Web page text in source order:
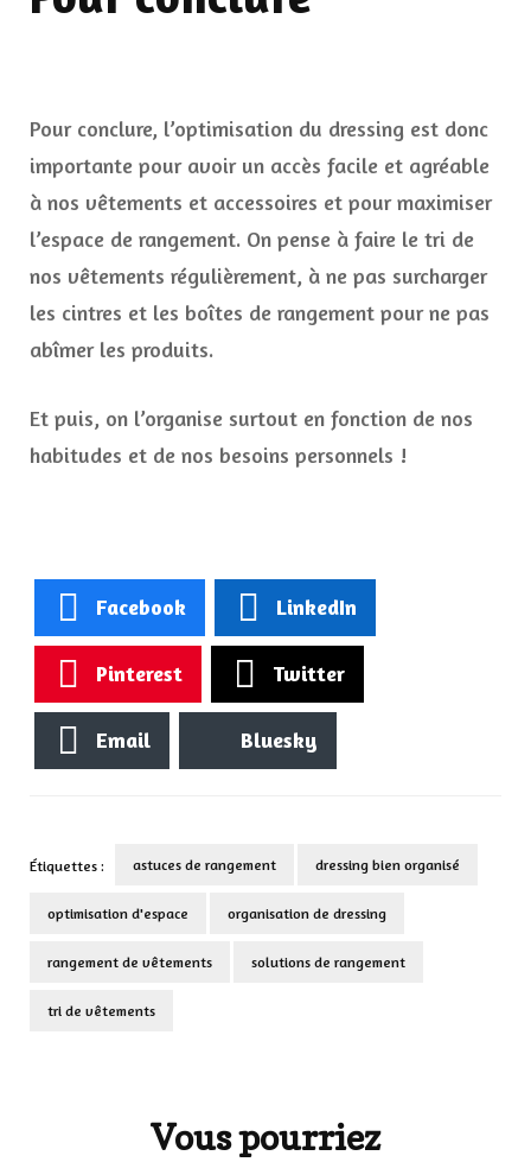
Pour conclure, l’optimisation du dressing est donc
importante pour avoir un accès facile et agréable
à nos vêtements et accessoires et pour maximiser
l’espace de rangement. On pense à faire le tri de
nos vêtements régulièrement, à ne pas surcharger
les cintres et les boîtes de rangement pour ne pas
abîmer les produits.
Et puis, on l’organise surtout en fonction de nos
habitudes et de nos besoins personnels !
Facebook LinkedIn
Pinterest Twitter
Email Bluesky
Étiquettes : astuces de rangement dressing bien organisé
optimisation d'espace organisation de dressing
rangement de vêtements solutions de rangement
tri de vêtements
Vous pourriez